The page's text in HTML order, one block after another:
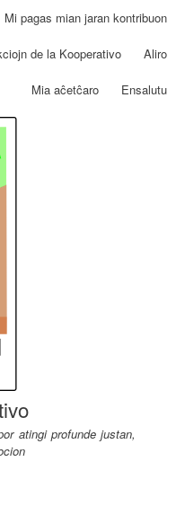
Mi pagas mian jaran kontribuon
de la Kooperativo Aliro
Mia aĉetĉaro Ensalutu
atingi profunde justan,